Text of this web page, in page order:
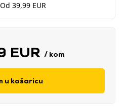
39,99 EUR
EUR / kom
u košaricu